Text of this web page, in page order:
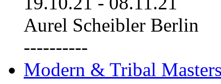
Aurel Scheibler Berlin
----------
Modern & Tribal